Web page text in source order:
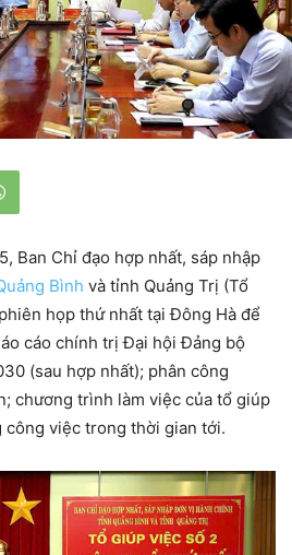
Ban Chỉ đạo hợp nhất, sáp nhập
Bình và tỉnh Quảng Trị (Tổ
họp thứ nhất tại Đông Hà để
cáo chính trị Đại hội Đảng bộ
(sau hợp nhất); phân công
chương trình làm việc của tổ giúp
công việc trong thời gian tới.